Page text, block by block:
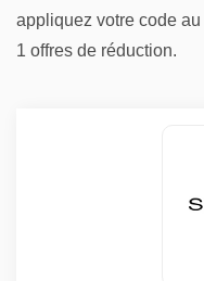
appliquez votre code
1 offres de réduction.